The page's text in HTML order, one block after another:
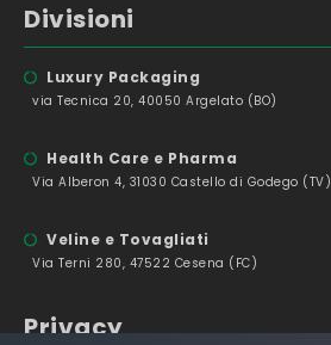
Divisioni
Luxury Packaging
via Tecnica 20, 40050 Argelato (BO)
Health Care e Pharma
Via Alberon 4, 31030 Castello di Godego (TV)
Veline e Tovagliati
Via Terni 280, 47522 Cesena (FC)
Privacy